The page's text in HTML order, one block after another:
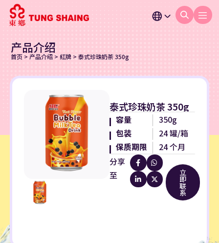
产品介绍
首页 > 产品介绍 >紅牌 >泰式珍珠奶茶 350g
泰式珍珠奶茶 350g
容量
350g
包装
24 罐/箱
保质期限
24 个月
分享
至
立
即
联
系